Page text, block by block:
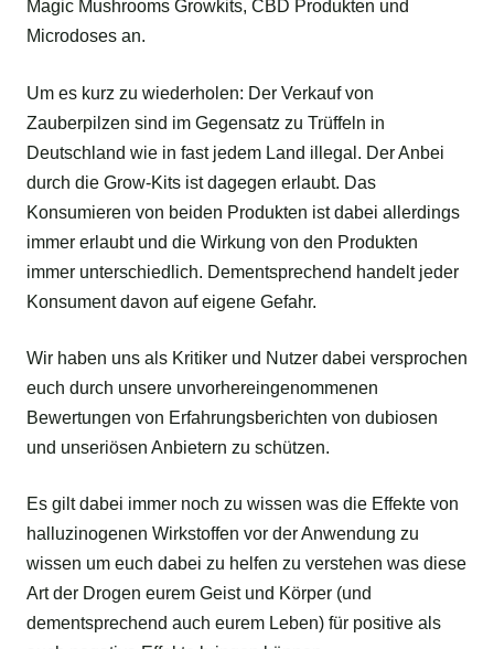
Um es kurz zu wiederholen: Der Verkauf von
Zauberpilzen sind im Gegensatz zu Trüffeln in
Deutschland wie in fast jedem Land illegal. Der Anbei
durch die Grow-Kits ist dagegen erlaubt. Das
Konsumieren von beiden Produkten ist dabei allerdings
immer erlaubt und die Wirkung von den Produkten
immer unterschiedlich. Dementsprechend handelt jeder
Konsument davon auf eigene Gefahr.
Wir haben uns als Kritiker und Nutzer dabei versprochen
euch durch unsere unvorhereingenommenen
Bewertungen von Erfahrungsberichten von dubiosen
und unseriösen Anbietern zu schützen.
Es gilt dabei immer noch zu wissen was die Effekte von
halluzinogenen Wirkstoffen vor der Anwendung zu
wissen um euch dabei zu helfen zu verstehen was diese
Art der Drogen eurem Geist und Körper (und
dementsprechend auch eurem Leben) für positive als